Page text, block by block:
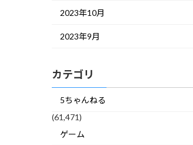
2023年10月
2023年9月
カテゴリ
5ちゃんねる
(61,471)
ゲーム